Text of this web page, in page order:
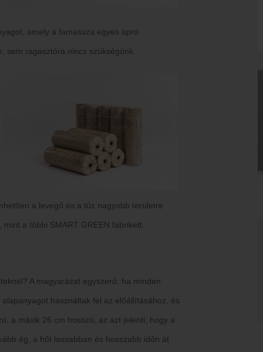
amely a famassza egyes apró
sem ragasztóra nincs szükségünk.
a levegő és a tűz nagyobb területre
a többi SMART GREEN fabrikett.
A magyarázat egyszerű: ha minden
használtak fel az előállításához, és
a másik 26 cm hosszú, az azt jelenti, hogy a
ég, a hőt lassabban és hosszabb időn át